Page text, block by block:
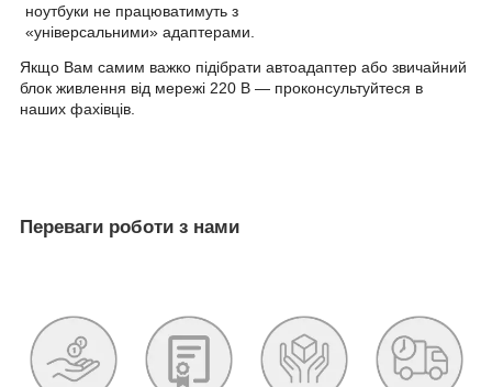
ноутбуки не працюватимуть з
«універсальними» адаптерами.
Якщо Вам самим важко підібрати автоадаптер або звичайний
блок живлення від мережі 220 В — проконсультуйтеся в
наших фахівців.
Переваги роботи з нами